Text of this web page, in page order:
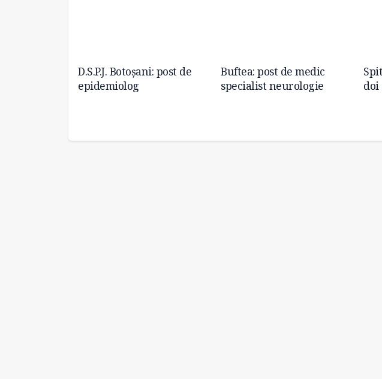
D.S.P.J. Botoșani: post de
epidemiolog
Buftea: post de medic
specialist neurologie
doi